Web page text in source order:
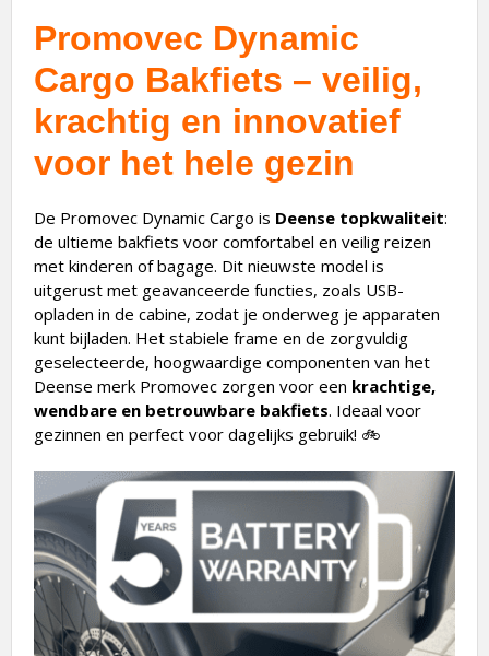
Promovec Dynamic
Cargo Bakfiets – veilig,
krachtig en innovatief
voor het hele gezin
De Promovec Dynamic Cargo is Deense topkwaliteit:
de ultieme bakfiets voor comfortabel en veilig reizen
met kinderen of bagage. Dit nieuwste model is
uitgerust met geavanceerde functies, zoals USB-
opladen in de cabine, zodat je onderweg je apparaten
kunt bijladen. Het stabiele frame en de zorgvuldig
geselecteerde, hoogwaardige componenten van het
Deense merk Promovec zorgen voor een krachtige,
wendbare en betrouwbare bakfiets. Ideaal voor
gezinnen en perfect voor dagelijks gebruik! 🚲